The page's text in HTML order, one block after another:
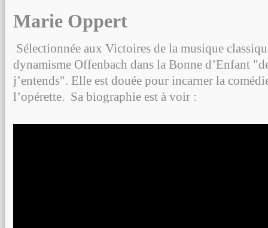
Marie Oppert
Sélectionnée aux Victoires de la musique
dynamisme Offenbach dans la Bonne d’Enfant
j’entends". Elle est douée pour incarner la
l’opérette. Sa biographie est à voir :